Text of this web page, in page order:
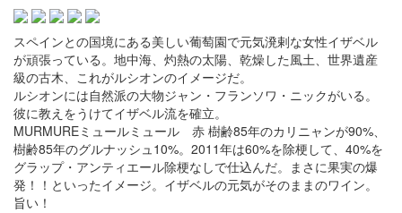
スペインとの国境にある美しい葡萄園で元気溌剌な女性イザベル
が頑張っている。地中海、灼熱の太陽、乾燥した風土、世界遺産
級の古木、これがルシオンのイメージだ。
ルシオンには自然派の大物ジャン・フランソワ・ニックがいる。
彼に教えをうけてイザベル流を確立。
MURMUREミュールミュール 赤 樹齢85年のカリニャンが90%、
樹齢85年のグルナッシュ10%。2011年は60%を除梗して、40%を
グラップ・アンティエール除梗なしで仕込んだ。まさに果実の爆
発！！といったイメージ。イザベルの元気がそのままのワイン。
旨い！